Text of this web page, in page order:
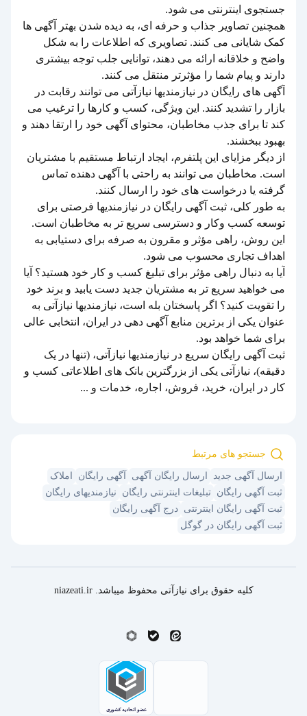
جستجوی اینترنتی می شود.
همچنین تصاویر جذاب و حرفه ای، به دیده شدن بهتر آگهی ها
کمک شایانی می کنند. تصاویری که اطلاعات را به شکل
واضح و خلاقانه ارائه می دهند، توانایی جلب توجه بیشتری
دارند و پیام شما را مؤثرتر منتقل می کنند.
آگهی های رایگان در نیازمندیها نیازآتی می توانند رقابت در
بازار را تشدید کنند. این ویژگی، کسب و کارها را ترغیب می
کند تا برای جذب مخاطبان، محتوای آگهی خود را ارتقا دهند و
بهبود ببخشند.
از دیگر مزایای این پلتفرم، ایجاد ارتباط مستقیم با مشتریان
است. مخاطبان می توانند به راحتی با آگهی دهنده تماس
گرفته یا درخواست های خود را ارسال کنند.
به طور کلی، ثبت آگهی رایگان در نیازمندیها فرصتی برای
توسعه کسب وکار و دسترسی سریع تر به مخاطبان است.
این روش، راهی مؤثر و مقرون به صرفه برای دستیابی به
اهداف تجاری محسوب می شود.
آیا به دنبال راهی مؤثر برای تبلیغ کسب و کار خود هستید؟ آیا
می خواهید سریع تر به مشتریان جدید دست یابید و برند خود
را تقویت کنید؟ اگر پاسختان بله است، نیازمندیها نیازآتی به
عنوان یکی از برترین منابع آگهی دهی در ایران، انتخابی عالی
برای شما خواهد بود.
ثبت آگهی رایگان سریع در نیازمندیها نیازآتی، (تنها در یک
دقیقه)، نیازآتی یکی از بزرگترین بانک های اطلاعاتی کسب و
کار در ایران، خرید، فروش، اجاره، خدمات و ...
جستجو های مرتبط
ارسال آگهی جدید ارسال رایگان آگهی آگهی رایگان
املاک
ثبت آگهی رایگان تبلیغات اینترنتی رایگان
نیازمندیهای رایگان
ثبت آگهی رایگان اینترنتی درج آگهی رایگان
ثبت آگهی رایگان در گوگل
کلیه حقوق برای نیازآتی محفوظ میباشد. niazeati.ir